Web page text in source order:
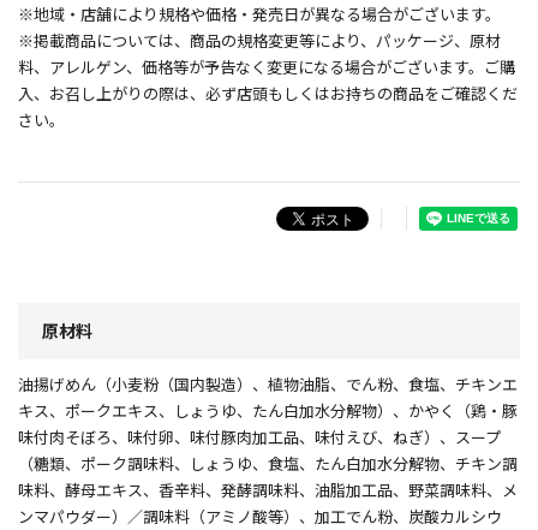
※地域・店舗により規格や価格・発売日が異なる場合がございます。
※掲載商品については、商品の規格変更等により、パッケージ、原材
料、アレルゲン、価格等が予告なく変更になる場合がございます。ご購
入、お召し上がりの際は、必ず店頭もしくはお持ちの商品をご確認くだ
さい。
原材料
油揚げめん（小麦粉（国内製造）、植物油脂、でん粉、食塩、チキンエ
キス、ポークエキス、しょうゆ、たん白加水分解物）、かやく（鶏・豚
味付肉そぼろ、味付卵、味付豚肉加工品、味付えび、ねぎ）、スープ
（糖類、ポーク調味料、しょうゆ、食塩、たん白加水分解物、チキン調
味料、酵母エキス、香辛料、発酵調味料、油脂加工品、野菜調味料、メ
ンマパウダー）／調味料（アミノ酸等）、加工でん粉、炭酸カルシウ